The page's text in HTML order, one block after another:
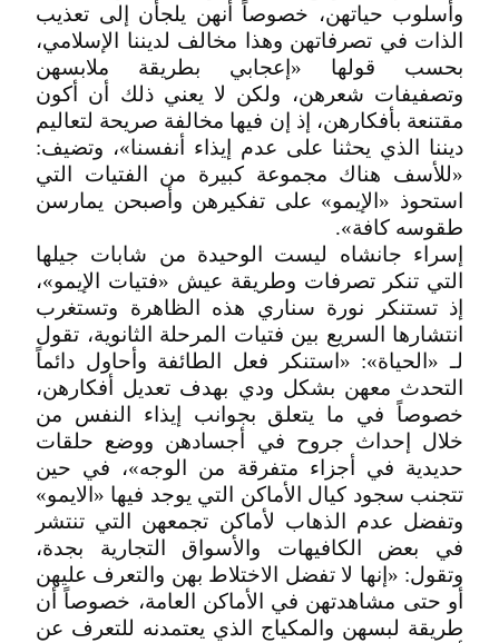
وأسلوب حياتهن، خصوصاً أنهن يلجأن إلى تعذيب
الذات في تصرفاتهن وهذا مخالف لديننا الإسلامي،
بحسب قولها «إعجابي بطريقة ملابسهن
وتصفيفات شعرهن، ولكن لا يعني ذلك أن أكون
مقتنعة بأفكارهن، إذ إن فيها مخالفة صريحة لتعاليم
ديننا الذي يحثنا على عدم إيذاء أنفسنا»، وتضيف:
«للأسف هناك مجموعة كبيرة من الفتيات التي
استحوذ «الإيمو» على تفكيرهن وأصبحن يمارسن
طقوسه كافة».
إسراء جانشاه ليست الوحيدة من شابات جيلها
التي تنكر تصرفات وطريقة عيش «فتيات الإيمو»،
إذ تستنكر نورة سناري هذه الظاهرة وتستغرب
انتشارها السريع بين فتيات المرحلة الثانوية، تقول
لـ «الحياة»: «استنكر فعل الطائفة وأحاول دائماً
التحدث معهن بشكل ودي بهدف تعديل أفكارهن،
خصوصاً في ما يتعلق بجوانب إيذاء النفس من
خلال إحداث جروح في أجسادهن ووضع حلقات
حديدية في أجزاء متفرقة من الوجه»، في حين
تتجنب سجود كيال الأماكن التي يوجد فيها «الايمو»
وتفضل عدم الذهاب لأماكن تجمعهن التي تنتشر
في بعض الكافيهات والأسواق التجارية بجدة،
وتقول: «إنها لا تفضل الاختلاط بهن والتعرف عليهن
أو حتى مشاهدتهن في الأماكن العامة، خصوصاً أن
طريقة لبسهن والمكياج الذي يعتمدنه للتعرف عن